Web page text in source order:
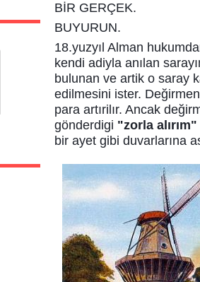
BİR GERÇEK.
BUYURUN.
18.yuzyıl Alman
kendi adiyla anılan
bulunan ve artik o saray
edilmesini ister.
para artırilır. Ancak
gönderdigi "zorla alırım"
bir ayet gibi duvarlarına